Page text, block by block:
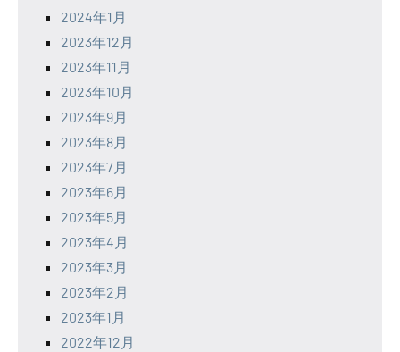
2024年1月
2023年12月
2023年11月
2023年10月
2023年9月
2023年8月
2023年7月
2023年6月
2023年5月
2023年4月
2023年3月
2023年2月
2023年1月
2022年12月